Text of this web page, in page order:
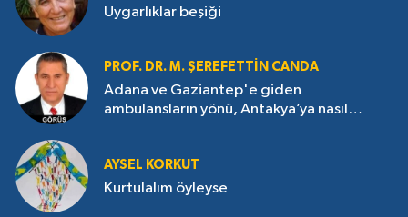
Uygarlıklar beşiği
PROF. DR. M. ŞEREFETTIN CANDA
Adana ve Gaziantep'e giden
ambulansların yönü, Antakya’ya nasıl
AYSEL KORKUT
Kurtulalım öyleyse